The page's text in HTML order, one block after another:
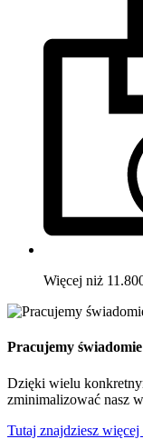
Więcej niż
Pracujemy
Dzięki wielu
zminimalizować nasz
Tutaj znajdziesz